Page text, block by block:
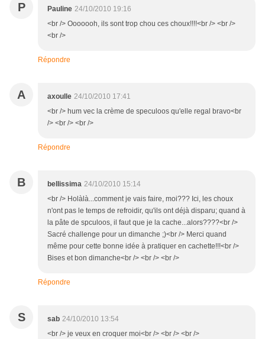
P Pauline 24/10/2010 19:16
<br /> Ooooooh, ils sont trop chou ces choux!!!!<br /> <br />
<br />
Répondre
A axoulle 24/10/2010 17:41
<br /> hum vec la crème de speculoos qu'elle regal bravo<br
/> <br /> <br />
Répondre
B bellissima 24/10/2010 15:14
<br /> Holàlà...comment je vais faire, moi??? Ici, les choux
n'ont pas le temps de refroidir, qu'ils ont déjà disparu; quand à
la pâte de spculoos, il faut que je la cache...alors????<br />
Sacré challenge pour un dimanche ;)<br /> Merci quand
même pour cette bonne idée à pratiquer en cachette!!!<br />
Bises et bon dimanche<br /> <br /> <br />
Répondre
S sab 24/10/2010 13:54
<br /> je veux en croquer moi<br /> <br /> <br />